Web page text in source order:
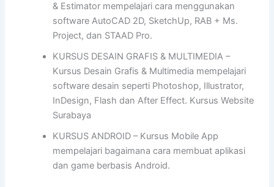
& Estimator mempelajari cara menggunakan
software AutoCAD 2D, SketchUp, RAB + Ms.
Project, dan STAAD Pro.
KURSUS DESAIN GRAFIS & MULTIMEDIA –
Kursus Desain Grafis & Multimedia mempelajari
software desain seperti Photoshop, Illustrator,
InDesign, Flash dan After Effect. Kursus Website
Surabaya
KURSUS ANDROID – Kursus Mobile App
mempelajari bagaimana cara membuat aplikasi
dan game berbasis Android.